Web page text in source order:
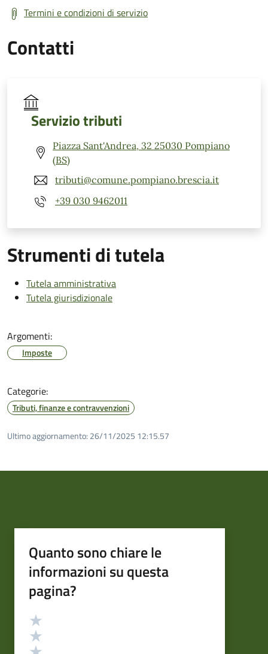
Termini e condizioni di servizio
Contatti
Servizio tributi
Piazza Sant'Andrea, 32 25030 Pompiano
(BS)
tributi@comune.pompiano.brescia.it
+39 030 9462011
Strumenti di tutela
Tutela amministrativa
Tutela giurisdizionale
Argomenti:
Imposte
Categorie:
Tributi, finanze e contravvenzioni
Ultimo aggiornamento: 26/11/2025 12:15.57
Quanto sono chiare le
informazioni su questa
pagina?
Valutazione